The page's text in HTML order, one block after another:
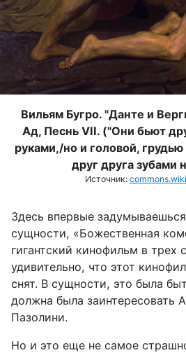
Вильям Бугро. "Данте и
Ад, Песнь VII. ("Они бьют
руками,/но и головой,
друг друга зубами
Источник:
Здесь впервые
сущности, «Божественная
гигантский кинофильм в трех
удивительно, что этот
снят. В сущности, это была
должна была заинтересовать
Пазолини.
Но и это еще не самое